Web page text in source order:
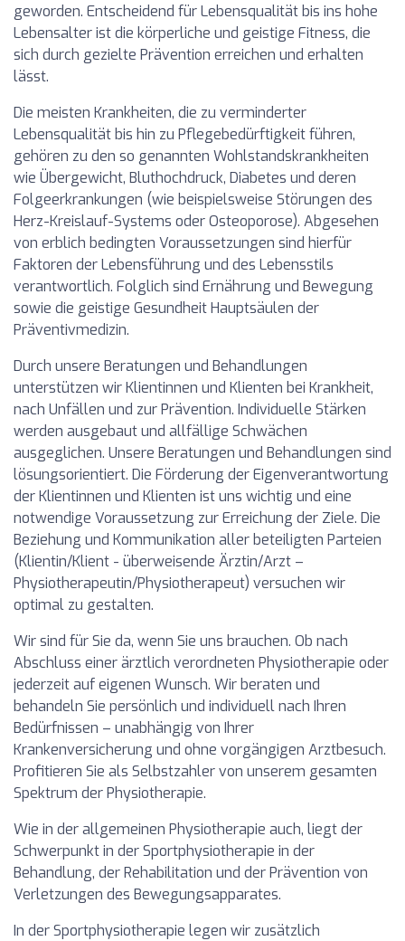
geworden. Entscheidend für Lebensqualität bis ins hohe
Lebensalter ist die körperliche und geistige Fitness, die
sich durch gezielte Prävention erreichen und erhalten
lässt.
Die meisten Krankheiten, die zu verminderter
Lebensqualität bis hin zu Pflegebedürftigkeit führen,
gehören zu den so genannten Wohlstandskrankheiten
wie Übergewicht, Bluthochdruck, Diabetes und deren
Folgeerkrankungen (wie beispielsweise Störungen des
Herz-Kreislauf-Systems oder Osteoporose). Abgesehen
von erblich bedingten Voraussetzungen sind hierfür
Faktoren der Lebensführung und des Lebensstils
verantwortlich. Folglich sind Ernährung und Bewegung
sowie die geistige Gesundheit Hauptsäulen der
Präventivmedizin.
Durch unsere Beratungen und Behandlungen
unterstützen wir Klientinnen und Klienten bei Krankheit,
nach Unfällen und zur Prävention. Individuelle Stärken
werden ausgebaut und allfällige Schwächen
ausgeglichen. Unsere Beratungen und Behandlungen sind
lösungsorientiert. Die Förderung der Eigenverantwortung
der Klientinnen und Klienten ist uns wichtig und eine
notwendige Voraussetzung zur Erreichung der Ziele. Die
Beziehung und Kommunikation aller beteiligten Parteien
(Klientin/Klient - überweisende Ärztin/Arzt –
Physiotherapeutin/Physiotherapeut) versuchen wir
optimal zu gestalten.
Wir sind für Sie da, wenn Sie uns brauchen. Ob nach
Abschluss einer ärztlich verordneten Physiotherapie oder
jederzeit auf eigenen Wunsch. Wir beraten und
behandeln Sie persönlich und individuell nach Ihren
Bedürfnissen – unabhängig von Ihrer
Krankenversicherung und ohne vorgängigen Arztbesuch.
Profitieren Sie als Selbstzahler von unserem gesamten
Spektrum der Physiotherapie.
Wie in der allgemeinen Physiotherapie auch, liegt der
Schwerpunkt in der Sportphysiotherapie in der
Behandlung, der Rehabilitation und der Prävention von
Verletzungen des Bewegungsapparates.
In der Sportphysiotherapie legen wir zusätzlich